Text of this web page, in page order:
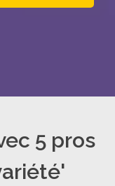
5 pros